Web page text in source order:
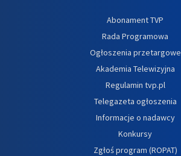
Abonament TVP
Rada Programowa
Ogłoszenia przetargowe
Akademia Telewizyjna
Regulamin tvp.pl
Telegazeta ogłoszenia
Informacje o nadawcy
Konkursy
Zgłoś program (ROPAT)